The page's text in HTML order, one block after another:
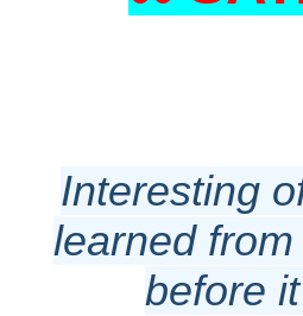
Interesting
learned
before